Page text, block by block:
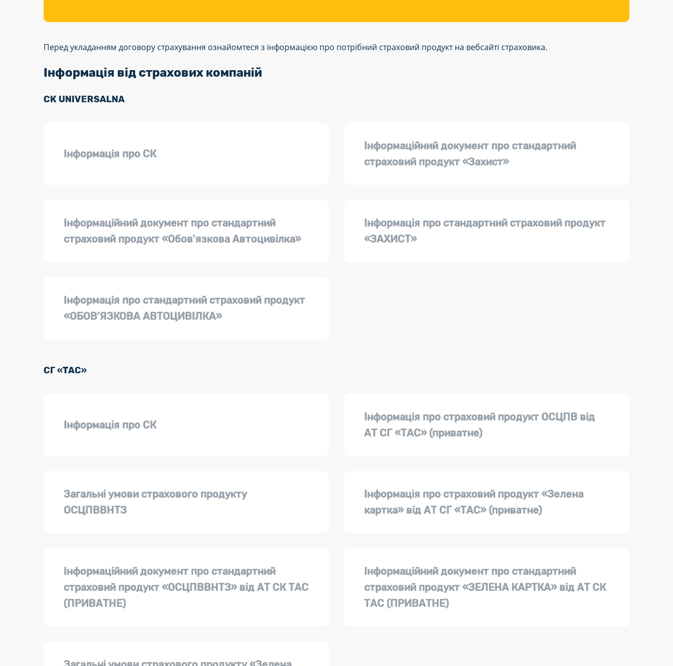
Перед укладанням договору страхування ознайомтеся з інформацією про потрібний страховий продукт на вебсайті страховика.
Інформація від страхових компаній
СК UNIVERSALNA
Інформація про СК
Інформаційний документ про стандартний
страховий продукт «Захист»
Інформаційний документ про стандартний
страховий продукт «Обов'язкова Автоцивілка»
Інформація про стандартний страховий продукт
«ЗАХИСТ»
Інформація про стандартний страховий продукт
«ОБОВ’ЯЗКОВА АВТОЦИВІЛКА»
СГ «ТАС»
Інформація про СК
Інформація про страховий продукт ОСЦПВ від
АТ СГ «ТАС» (приватне)
Загальні умови страхового продукту
ОСЦПВВНТЗ
Інформація про страховий продукт «Зелена
картка» від АТ СГ «ТАС» (приватне)
Інформаційний документ про стандартний
страховий продукт «ОСЦПВВНТЗ» від АТ СК ТАС
(ПРИВАТНЕ)
Інформаційний документ про стандартний
страховий продукт «ЗЕЛЕНА КАРТКА» від АТ СК
ТАС (ПРИВАТНЕ)